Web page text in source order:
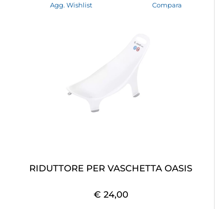
Agg. Wishlist Compara
RIDUTTORE PER VASCHETTA OASIS
€ 24,00